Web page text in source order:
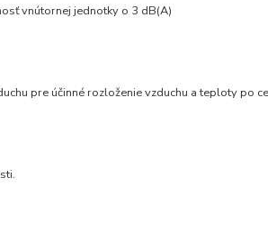
vnútornej jednotky o 3 dB(A)
pre účinné rozloženie vzduchu a teploty po